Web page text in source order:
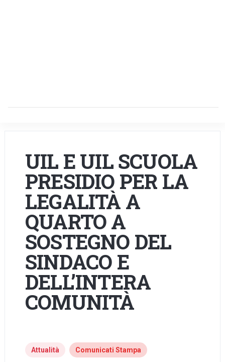
UIL E UIL SCUOLA
PRESIDIO PER LA
LEGALITÀ A
QUARTO A
SOSTEGNO DEL
SINDACO E
DELL’INTERA
COMUNITÀ
Attualità Comunicati Stampa